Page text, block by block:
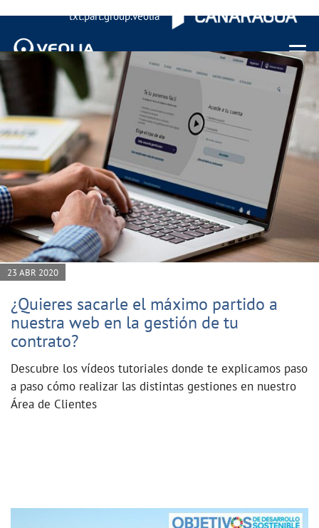
txt.part.group.veolia
Menu
23 ABR 2020
¿Quieres sacarle el máximo partido a
nuestra web en la gestión de tu
contrato?
Descubre los vídeos tutoriales donde te explicamos paso
a paso cómo realizar las distintas gestiones en nuestro
Área de Clientes